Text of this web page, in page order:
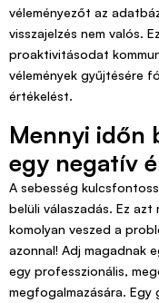
véleményezőt az
visszajelzés nem valós.
proaktivitásodat
vélemények gyűjtésére
értékelést.
Mennyi időn
egy negatív
A sebesség
belüli válaszadás. Ez
komolyan veszed a
azonnal! Adj magadnak
egy professzionális,
megfogalmazására. Egy